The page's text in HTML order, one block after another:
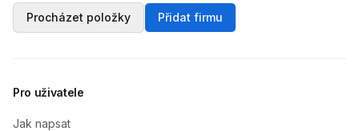
Procházet položky
Přidat firmu
Pro uživatele
Jak napsat